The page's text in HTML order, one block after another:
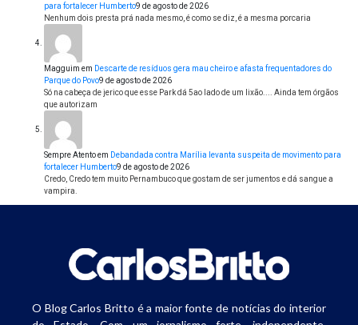
para fortalecer Humberto9 de agosto de 2026
Nenhum dois presta prá nada mesmo, é como se diz, é a mesma porcaria
Magguim em Descarte de resíduos gera mau cheiro e afasta frequentadores do
Parque do Povo9 de agosto de 2026
Só na cabeça de jerico que esse Park dá 5ao lado de um lixão.... Ainda tem órgãos
que autorizam
Sempre Atentoem Debandada contra Marília levanta suspeita de movimento para
fortalecer Humberto9 de agosto de 2026
Credo, Credo tem muito Pernambuco que gostam de ser jumentos e dá sangue a
vampira.
O Blog Carlos Britto é a maior fonte de notícias do interior